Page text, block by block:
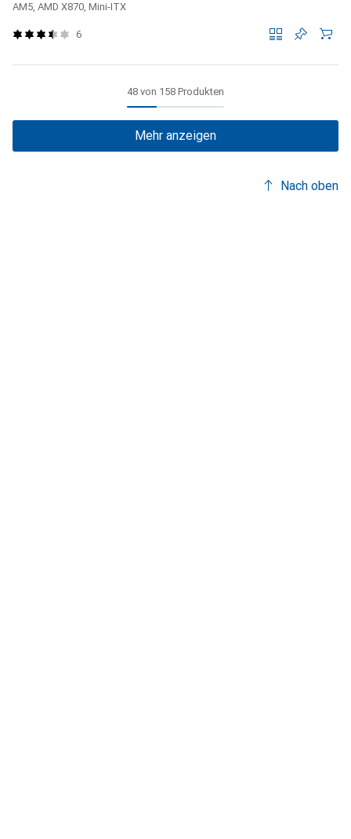
AM5, AMD X870, Mini-ITX
6
48 von 158 Produkten
Mehr anzeigen
Nach oben